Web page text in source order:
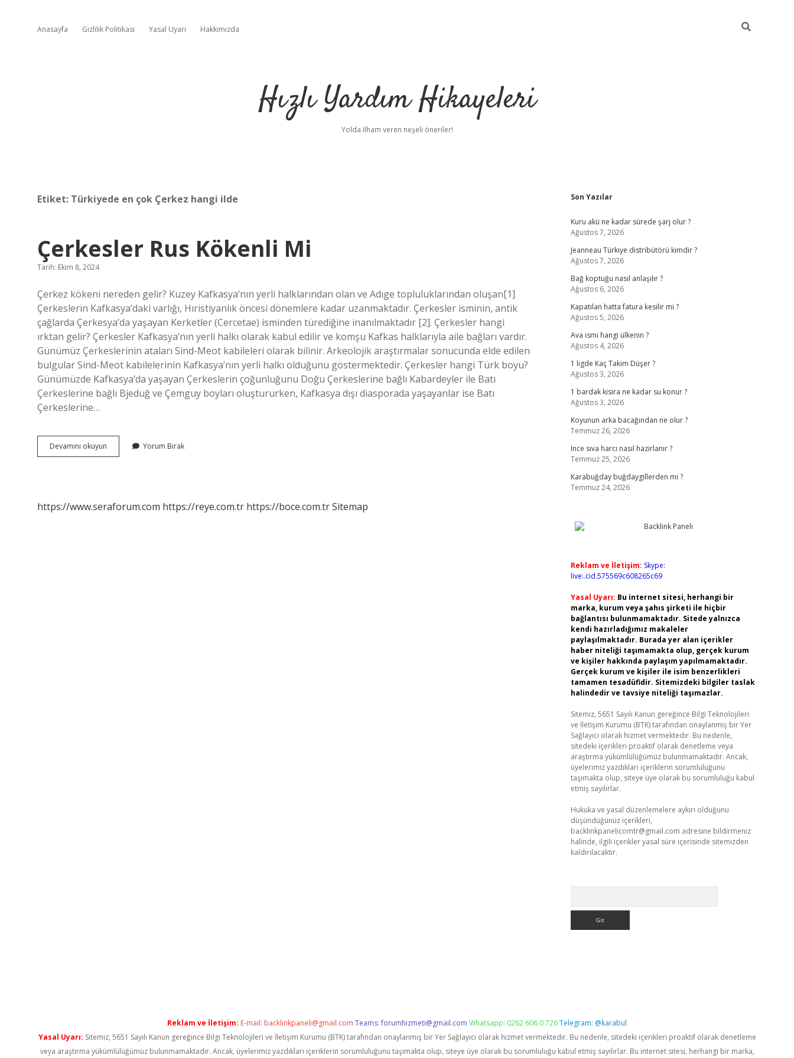
Anasayfa Gizlilik Politikası Yasal Uyarı Hakkımızda
Hızlı Yardım Hikayeleri
Yolda ilham veren neşeli öneriler!
Etiket: Türkiyede en çok Çerkez hangi ilde
Çerkesler Rus Kökenli Mi
Tarih: Ekim 8, 2024
Çerkez kökeni nereden gelir? Kuzey Kafkasya’nın yerli halklarından olan ve Adıge topluluklarından oluşan[1]
Çerkeslerin Kafkasya’daki varlığı, Hıristiyanlık öncesi dönemlere kadar uzanmaktadır. Çerkesler isminin, antik
çağlarda Çerkesya’da yaşayan Kerketler (Cercetae) isminden türediğine inanılmaktadır [2]. Çerkesler hangi
ırktan gelir? Çerkesler Kafkasya’nın yerli halkı olarak kabul edilir ve komşu Kafkas halklarıyla aile bağları vardır.
Günümüz Çerkeslerinin ataları Sind-Meot kabileleri olarak bilinir. Arkeolojik araştırmalar sonucunda elde edilen
bulgular Sind-Meot kabilelerinin Kafkasya’nın yerli halkı olduğunu göstermektedir. Çerkesler hangi Türk boyu?
Günümüzde Kafkasya’da yaşayan Çerkeslerin çoğunluğunu Doğu Çerkeslerine bağlı Kabardeyler ile Batı
Çerkeslerine bağlı Bjeduğ ve Çemguy boyları oluştururken, Kafkasya dışı diasporada yaşayanlar ise Batı
Çerkeslerine…
Devamını okuyun Çerkesler
Rus
Yorum Bırak
https://www.seraforum.com https://reye.com.tr https://boce.com.trSitemap
Sidebar
Son Yazılar
Kuru akü ne kadar sürede şarj olur ?
Ağustos 7, 2026
Jeanneau Türkiye distribütörü kimdir ?
Ağustos 7, 2026
Bağ koptuğu nasıl anlaşılır ?
Ağustos 6, 2026
Kapatılan hatta fatura kesilir mi ?
Ağustos 5, 2026
Ava ismi hangi ülkenin ?
Ağustos 4, 2026
1 ligde Kaç Takim Düşer ?
Ağustos 3, 2026
1 bardak kisira ne kadar su konur ?
Ağustos 3, 2026
Koyunun arka bacağından ne olur ?
Temmuz 26, 2026
Ince sıva harcı nasıl hazirlanir ?
Temmuz 25, 2026
Karabuğday buğdaygillerden mi ?
Temmuz 24, 2026
Reklam ve İletişim: Skype:
live:.cid.575569c608265c69
Yasal Uyarı: Bu internet sitesi, herhangi bir
marka, kurum veya şahıs şirketi ile hiçbir
bağlantısı bulunmamaktadır. Sitede yalnızca
kendi hazırladığımız makaleler
paylaşılmaktadır. Burada yer alan içerikler
haber niteliği taşımamakta olup, gerçek kurum
ve kişiler hakkında paylaşım yapılmamaktadır.
Gerçek kurum ve kişiler ile isim benzerlikleri
tamamen tesadüfidir. Sitemizdeki bilgiler taslak
halindedir ve tavsiye niteliği taşımazlar.
Sitemiz, 5651 Sayılı Kanun gereğince Bilgi Teknolojileri
ve İletişim Kurumu (BTK) tarafından onaylanmış bir Yer
Sağlayıcı olarak hizmet vermektedir. Bu nedenle,
sitedeki içerikleri proaktif olarak denetleme veya
araştırma yükümlülüğümüz bulunmamaktadır. Ancak,
üyelerimiz yazdıkları içeriklerin sorumluluğunu
taşımakta olup, siteye üye olarak bu sorumluluğu kabul
etmiş sayılırlar.
Hukuka ve yasal düzenlemelere aykırı olduğunu
düşündüğünüz içerikleri,
backlinkpanelicomtr@gmail.com adresine bildirmeniz
halinde, ilgili içerikler yasal süre içerisinde sitemizden
kaldırılacaktır.
Reklam ve İletişim: E-mail: backlinkpaneli@gmail.com Teams:forumhizmeti@gmail.com Whatsapp: 0262 606 0 726Telegram: @karabul
Yasal Uyarı: Sitemiz, 5651 Sayılı Kanun gereğince Bilgi Teknolojileri ve İletişim Kurumu (BTK) tarafından onaylanmış bir Yer Sağlayıcı olarak hizmet vermektedir. Bu nedenle, sitedeki içerikleri proaktif olarak denetleme
veya araştırma yükümlülüğümüz bulunmamaktadır. Ancak, üyelerimiz yazdıkları içeriklerin sorumluluğunu taşımakta olup, siteye üye olarak bu sorumluluğu kabul etmiş sayılırlar. Bu internet sitesi, herhangi bir marka,